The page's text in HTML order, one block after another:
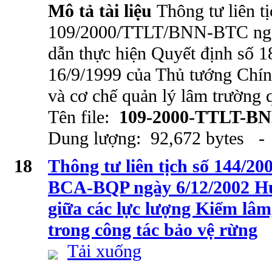
Mô tả tài liệu Thông tư liên
109/2000/TTLT/BNN-BTC
dẫn thực hiện Quyết định số
16/9/1999 của Thủ tướng
và cơ chế quản lý lâm trường
Tên file: 109-2000-TTLT-
Dung lượng: 92,672 bytes
18
Thông tư liên tịch số 144/
BCA-BQP ngày 6/12/2002
giữa các lực lượng Kiểm
trong công tác bảo vệ rừng
Tải xuống